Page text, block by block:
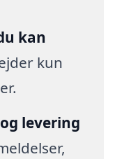
kan
kun
levering